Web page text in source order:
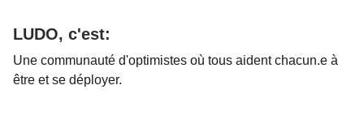
LUDO, c'est:
Une communauté d'optimistes où tous aident chacun.e à
être et se déployer.